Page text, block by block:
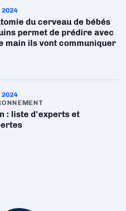
2024
du cerveau de bébés
permet de prédire avec
main ils vont communiquer
2024
: liste d'experts et